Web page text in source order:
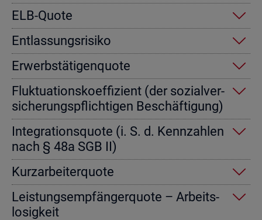
ELB-Quote
Ent­las­sungs­ri­si­ko
Er­werbs­tä­ti­gen­quo­te
Fluk­tua­ti­ons­ko­ef­fi­zi­ent (der so­zi­al­ver­
si­che­rungs­pflich­ti­gen Be­schäf­ti­gung)
In­te­gra­ti­ons­quo­te (i. S. d. Kenn­zah­len
nach § 48a SGB II)
Kurz­ar­bei­ter­quo­te
Leis­tungs­emp­fän­ger­quo­te – Ar­beits­
lo­sig­keit